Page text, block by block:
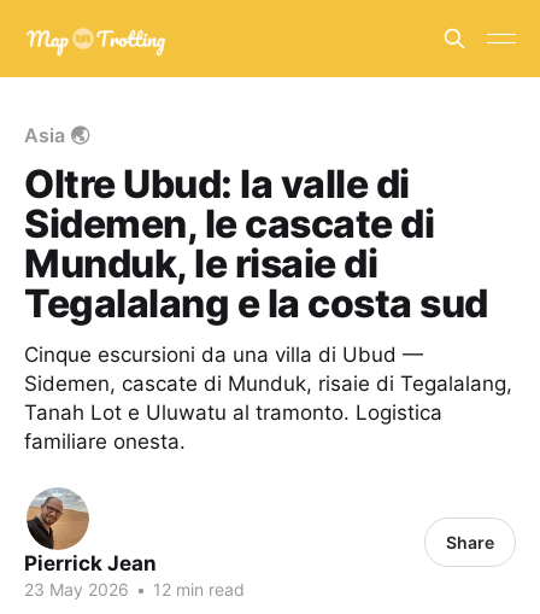
Asia 🌏
Oltre Ubud: la valle di
Sidemen, le cascate di
Munduk, le risaie di
Tegalalang e la costa sud
Cinque escursioni da una villa di Ubud —
Sidemen, cascate di Munduk, risaie di Tegalalang,
Tanah Lot e Uluwatu al tramonto. Logistica
familiare onesta.
Pierrick Jean
23 May 2026 • 12 min read
Share